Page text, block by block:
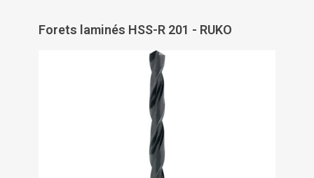
Forets laminés HSS-R 201 - RUKO